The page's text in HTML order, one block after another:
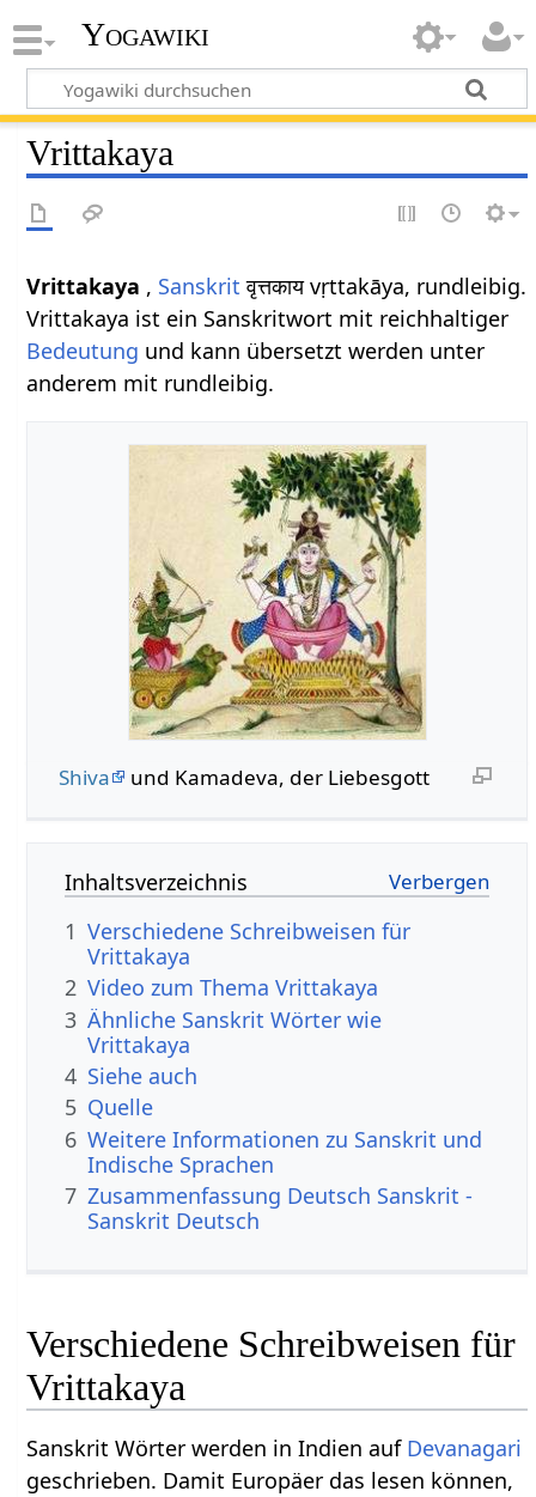
Yogawiki
Vrittakaya
Vrittakaya , Sanskrit वृत्तकाय vṛttakāya, rundleibig.
Vrittakaya ist ein Sanskritwort mit reichhaltiger
Bedeutung und kann übersetzt werden unter
anderem mit rundleibig.
Shiva und Kamadeva, der Liebesgott
Inhaltsverzeichnis
1 Verschiedene Schreibweisen für
Vrittakaya
2 Video zum Thema Vrittakaya
3 Ähnliche Sanskrit Wörter wie
Vrittakaya
4 Siehe auch
5 Quelle
6 Weitere Informationen zu Sanskrit und
Indische Sprachen
7 Zusammenfassung Deutsch Sanskrit -
Sanskrit Deutsch
Verschiedene Schreibweisen für
Vrittakaya
Sanskrit Wörter werden in Indien auf Devanagari
geschrieben. Damit Europäer das lesen können,